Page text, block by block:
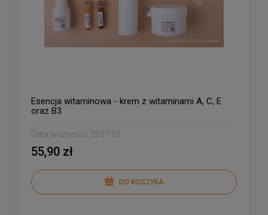
Esencja witaminowa - krem z witaminami A, C, E
oraz B3
Data ważności: 2027.03
55,90 zł
DO KOSZYKA